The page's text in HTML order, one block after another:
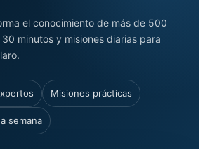
el conocimiento de más de 500
minutos y misiones diarias para
Misiones prácticas
semana